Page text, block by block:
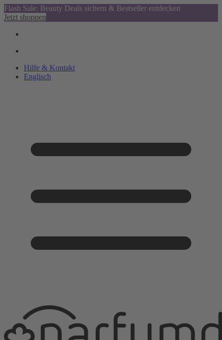
Flash Sale: Beauty Deals sichern & Bestseller entdecken
Jetzt shoppen
Hilfe & Kontakt
Englisch